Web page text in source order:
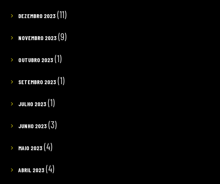
DEZEMBRO 2023(11)
NOVEMBRO 2023(9)
OUTUBRO 2023(1)
SETEMBRO 2023(1)
JULHO 2023(1)
JUNHO 2023(3)
MAIO 2023(4)
ABRIL 2023(4)